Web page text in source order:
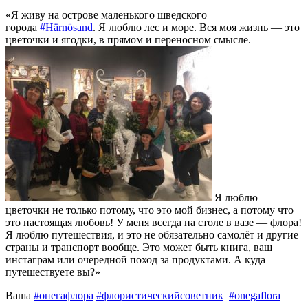
«Я живу на острове маленького шведского
города #Härnösand. Я люблю лес и море. Вся моя жизнь — это
цветочки и ягодки, в прямом и переносном смысле.
Я люблю
цветочки не только потому, что это мой бизнес, а потому что
это настоящая любовь! У меня всегда на столе в вазе — флора!
Я люблю путешествия, и это не обязательно самолёт и другие
страны и транспорт вообще. Это может быть книга, ваш
инстаграм или очередной поход за продуктами. А куда
путешествуете вы?»
Ваша #онегафлора #флористическийсоветник #onegaflora